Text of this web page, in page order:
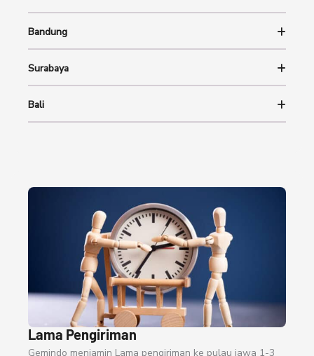
Bandung
Surabaya
Bali
Lama Pengiriman
Gemindo menjamin Lama pengiriman ke pulau jawa 1-3